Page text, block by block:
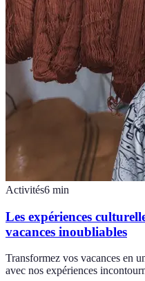
Activités6 min
Les expériences
vacances inoubliables
Transformez vos vacances en
avec nos expériences